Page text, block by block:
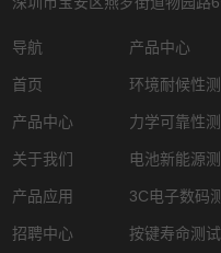
导航
首页
产品中心
关于我们
产品应用
招聘中心
产品中心
环境耐候性
力学可靠性
电池新能源
3C电子数码
按键寿命测